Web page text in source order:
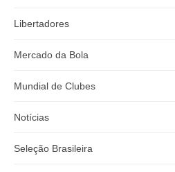
Libertadores
Mercado da Bola
Mundial de Clubes
Notícias
Seleção Brasileira